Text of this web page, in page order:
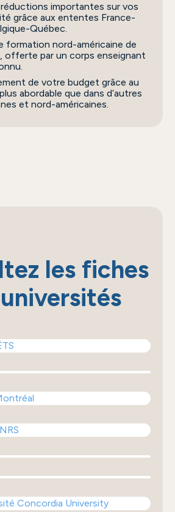
importantes sur vos
grâce aux ententes France-
Québec.
formation nord-américaine de
offerte par un corps enseignant
de votre budget grâce au
abordable que dans d’autres
et nord-américaines.
les fiches